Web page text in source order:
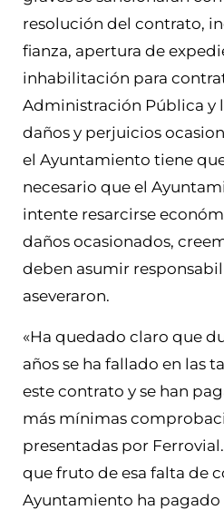
resolución del contrato,
fianza, apertura de
inhabilitación para
Administración Pública y
daños y perjuicios
el Ayuntamiento tiene
necesario que el
intente resarcirse
daños ocasionados,
deben asumir
aseveraron.
«Ha quedado claro que
años se ha fallado en las
este contrato y se han
más mínimas
presentadas por
que fruto de esa falta de
Ayuntamiento ha pagado